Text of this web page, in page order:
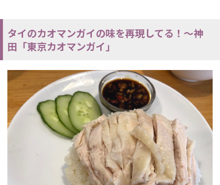
タイのカオマンガイの味を再現してる！～神
田「東京カオマンガイ」